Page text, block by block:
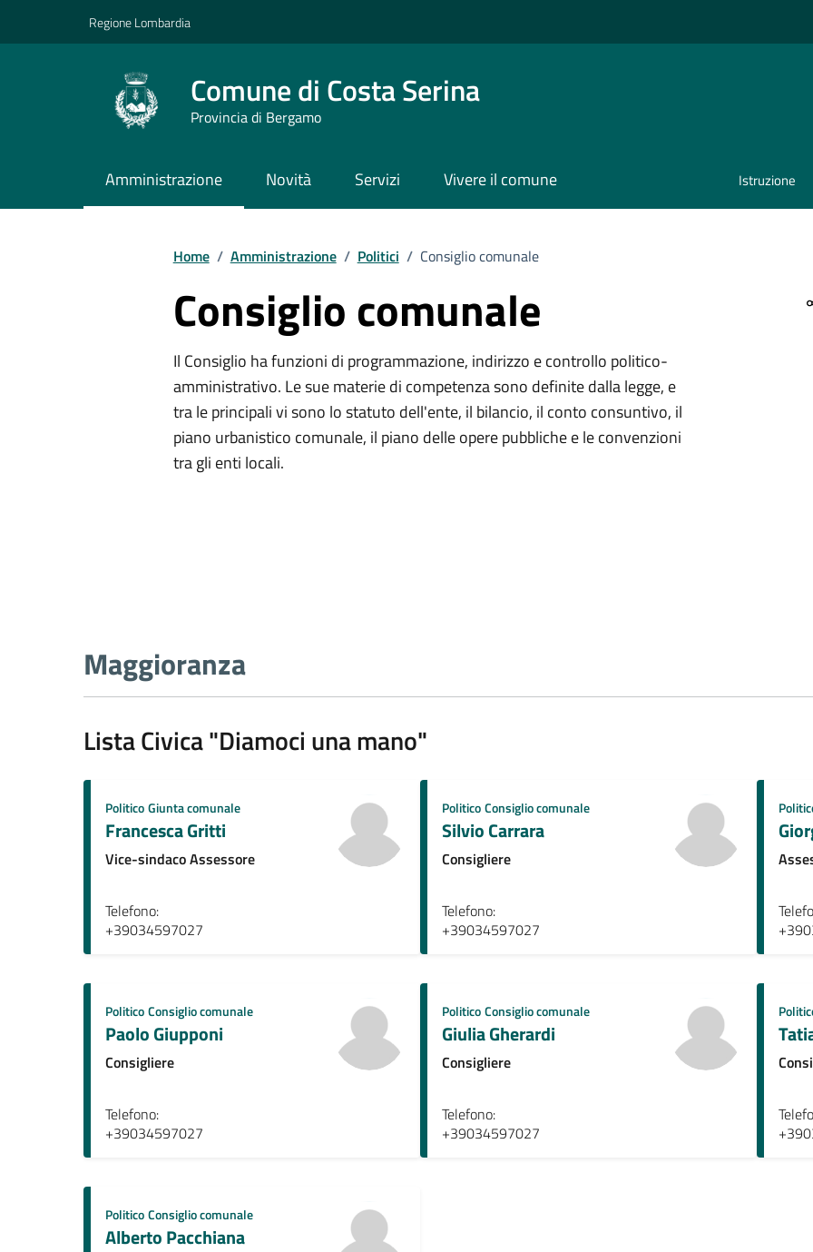
Regione Lombardia
Comune di Costa Serina
Provincia di Bergamo
Amministrazione Novità Servizi Vivere il comune Istruzione
Home / Amministrazione / Politici / Consiglio comunale
Consiglio comunale
Il Consiglio ha funzioni di programmazione, indirizzo e controllo politico-
amministrativo. Le sue materie di competenza sono definite dalla legge, e
tra le principali vi sono lo statuto dell'ente, il bilancio, il conto consuntivo, il
piano urbanistico comunale, il piano delle opere pubbliche e le convenzioni
tra gli enti locali.
Maggioranza
Lista Civica "Diamoci una mano"
PoliticoGiunta comunale
Francesca Gritti
Vice-sindaco Assessore
Telefono:
+39034597027
PoliticoConsiglio comunale
Silvio Carrara
Consigliere
Telefono:
+39034597027
PoliticoConsiglio comunale
Paolo Giupponi
Consigliere
Telefono:
+39034597027
PoliticoConsiglio comunale
Giulia Gherardi
Consigliere
Telefono:
+39034597027
PoliticoConsiglio comunale
Alberto Pacchiana